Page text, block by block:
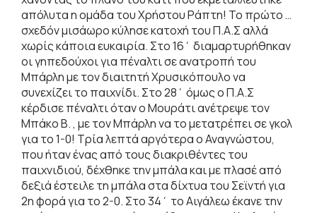
απόλυτα η ομάδα του Χρήστου Ράπτη! Το πρώτο …
σχεδόν μισάωρο κύλησε κατοχή του Π.Α.Σ αλλά
χωρίς κάποια ευκαιρία. Στο 16΄ διαμαρτυρήθηκαν
οι γηπεδούχοι για πέναλτι σε ανατροπή του
Μπάρλη με τον διαιτητή Χρυσικόπουλο να
συνεχίζει το παιχνίδι. Στο 28΄ όμως ο Π.Α.Σ
κέρδισε πέναλτι όταν ο Μουράτι ανέτρεψε τον
Μπάκο Β. , με τον Μπάρλη να το μετατρέπει σε γκολ
για το 1-0! Τρία λεπτά αργότερα ο Αναγνώστου,
που ήταν ένας από τους διακριθέντες του
παιχνιδιού, δέχθηκε την μπάλα και με πλασέ από
δεξιά έστειλε τη μπάλα στα δίχτυα του Σεϊντή για
2η φορά για το 2-0. Στο 34΄ το Αιγάλεω έκανε την